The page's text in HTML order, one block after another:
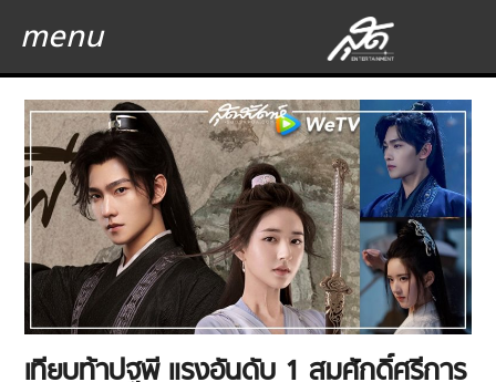
menu
เทียบท้าปฐพี แรงอันดับ 1 สมศักดิ์ศรีการ